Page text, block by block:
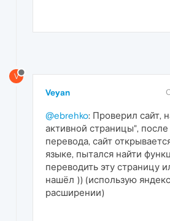
V
Veyan
@ebrehko: Проверил сайт,
активной страницы",
перевода, сайт
языке, пытался найти
переводить эту страницу
нашёл )) (использую
расширении)